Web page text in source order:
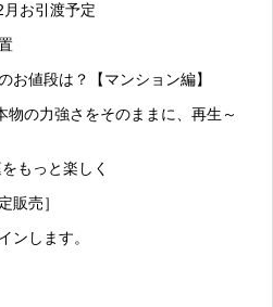
お引渡予定
お値段は？【マンション編】
の力強さをそのままに、再生～
もっと楽しく
販売］
ンします。